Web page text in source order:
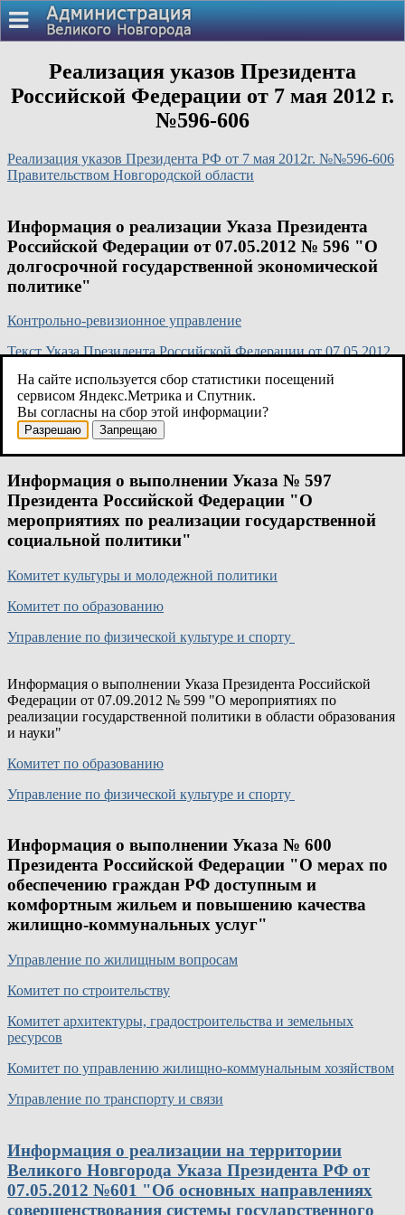
Реализация указов Президента
Российской Федерации от 7 мая 2012 г.
№596-606
Реализация указов Президента РФ от 7 мая 2012г. №№596-606
Правительством Новгородской области
Информация о реализации Указа Президента
Российской Федерации от 07.05.2012 № 596 "О
долгосрочной государственной экономической
политике"
Контрольно-ревизионное управление
Текст Указа Президента Российской Федерации от 07.05.2012
Комитет экономики
Дорожная карта
Информация о выполнении Указа № 597
Президента Российской Федерации "О
мероприятиях по реализации государственной
социальной политики"
Комитет культуры и молодежной политики
Комитет по образованию
Управление по физической культуре и спорту
Информация о выполнении Указа Президента Российской
Федерации от 07.09.2012 № 599 "О мероприятиях по
реализации государственной политики в области образования
и науки"
Комитет по образованию
Управление по физической культуре и спорту
Информация о выполнении Указа № 600
Президента Российской Федерации "О мерах по
обеспечению граждан РФ доступным и
комфортным жильем и повышению качества
жилищно-коммунальных услуг"
Управление по жилищным вопросам
Комитет по строительству
Комитет архитектуры, градостроительства и земельных
ресурсов
Комитет по управлению жилищно-коммунальным хозяйством
Управление по транспорту и связи
Информация о реализации на территории
Великого Новгорода Указа Президента РФ от
07.05.2012 №601 "Об основных направлениях
совершенствования системы государственного
На сайте используется сбор статистики посещений
сервисом Яндекс.Метрика и Спутник.
Вы согласны на сбор этой информации?
Разрешаю Запрещаю